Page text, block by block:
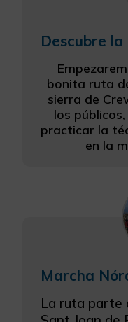
bonita ruta
sierra de
los
practicar la
en la
La ruta parte